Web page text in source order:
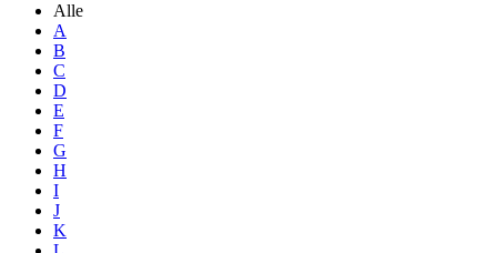
Alle
A
B
C
D
E
F
G
H
I
J
K